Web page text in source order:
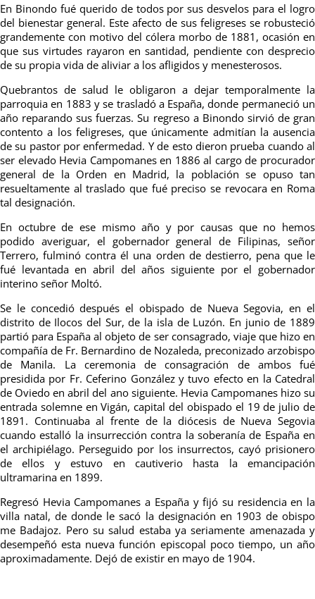
En Binondo fué querido de todos por sus desvelos para el logro
del bienestar general. Este afecto de sus feligreses se robusteció
grandemente con motivo del cólera morbo de 1881, ocasión en
que sus virtudes rayaron en santidad, pendiente con desprecio
de su propia vida de aliviar a los afligidos y menesterosos.
Quebrantos de salud le obligaron a dejar temporalmente la
parroquia en 1883 y se trasladó a España, donde permaneció un
año reparando sus fuerzas. Su regreso a Binondo sirvió de gran
contento a los feligreses, que únicamente admitían la ausencia
de su pastor por enfermedad. Y de esto dieron prueba cuando al
ser elevado Hevia Campomanes en 1886 al cargo de procurador
general de la Orden en Madrid, la población se opuso tan
resueltamente al traslado que fué preciso se revocara en Roma
tal designación.
En octubre de ese mismo año y por causas que no hemos
podido averiguar, el gobernador general de Filipinas, señor
Terrero, fulminó contra él una orden de destierro, pena que le
fué levantada en abril del años siguiente por el gobernador
interino señor Moltó.
Se le concedió después el obispado de Nueva Segovia, en el
distrito de Ilocos del Sur, de la isla de Luzón. En junio de 1889
partió para España al objeto de ser consagrado, viaje que hizo en
compañía de Fr. Bernardino de Nozaleda, preconizado arzobispo
de Manila. La ceremonia de consagración de ambos fué
presidida por Fr. Ceferino González y tuvo efecto en la Catedral
de Oviedo en abril del ano siguiente. Hevia Campomanes hizo su
entrada solemne en Vigán, capital del obispado el 19 de julio de
1891. Continuaba al frente de la diócesis de Nueva Segovia
cuando estalló la insurrección contra la soberanía de España en
el archipiélago. Perseguido por los insurrectos, cayó prisionero
de ellos y estuvo en cautiverio hasta la emancipación
ultramarina en 1899.
Regresó Hevia Campomanes a España y fijó su residencia en la
villa natal, de donde le sacó la designación en 1903 de obispo
me Badajoz. Pero su salud estaba ya seriamente amenazada y
desempeñó esta nueva función episcopal poco tiempo, un año
aproximadamente. Dejó de existir en mayo de 1904.